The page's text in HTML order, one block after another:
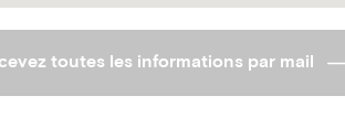
toutes les informations par mail